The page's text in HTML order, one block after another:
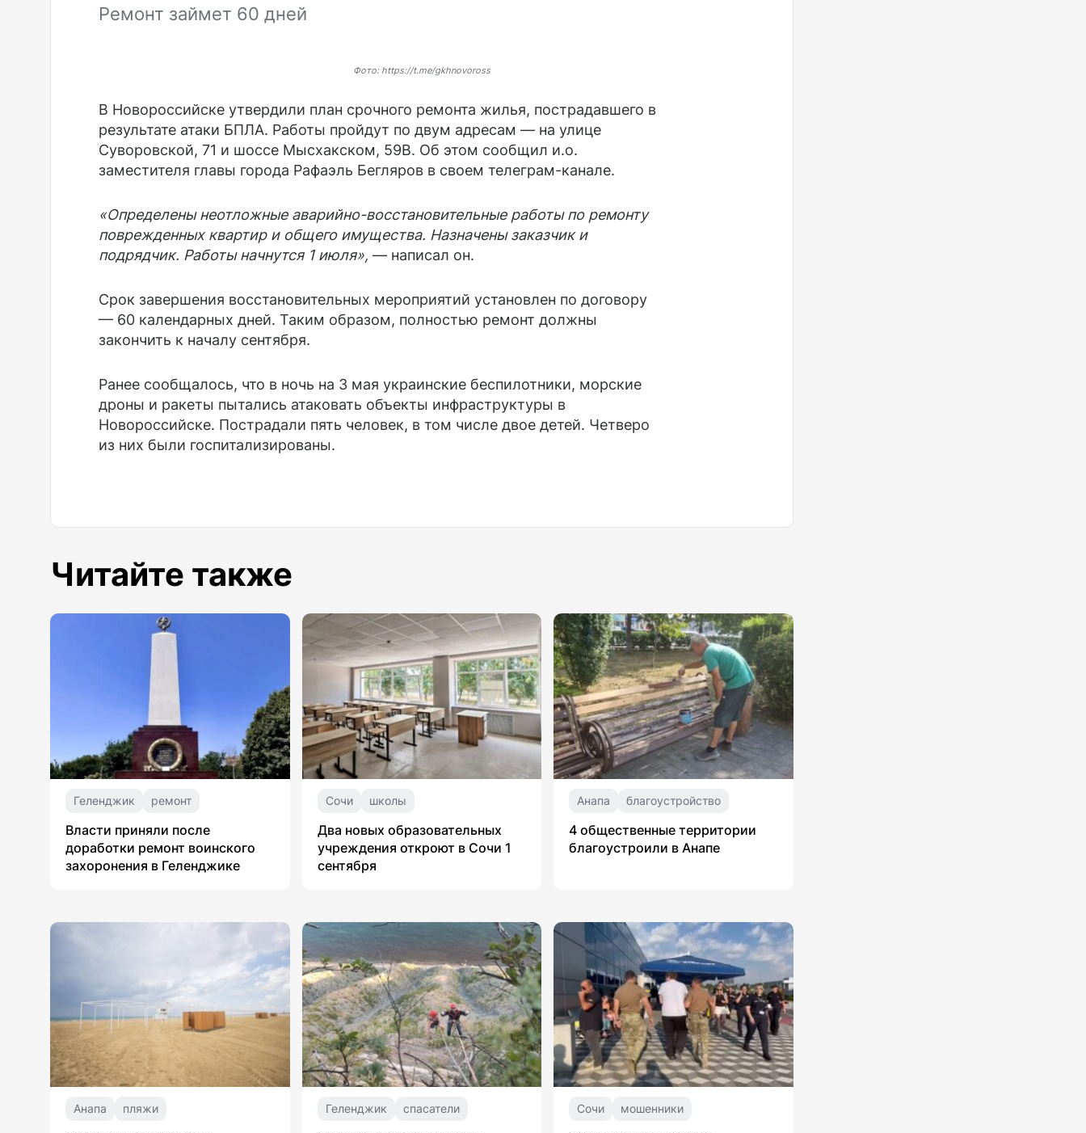
Ремонт займет 60 дней
Фото: https://t.me/gkhnovoross
В Новороссийске утвердили план срочного ремонта жилья, пострадавшего в
результате атаки БПЛА. Работы пройдут по двум адресам — на улице
Суворовской, 71 и шоссе Мысхакском, 59В. Об этом сообщил и.о.
заместителя главы города Рафаэль Бегляров в своем телеграм-канале.
«Определены неотложные аварийно-восстановительные работы по ремонту
поврежденных квартир и общего имущества. Назначены заказчик и
подрядчик. Работы начнутся 1 июля», — написал он.
Срок завершения восстановительных мероприятий установлен по договору
— 60 календарных дней. Таким образом, полностью ремонт должны
закончить к началу сентября.
Ранее сообщалось, что в ночь на 3 мая украинские беспилотники, морские
дроны и ракеты пытались атаковать объекты инфраструктуры в
Новороссийске. Пострадали пять человек, в том числе двое детей. Четверо
из них были госпитализированы.
Читайте также
Геленджик ремонт
Власти приняли после
доработки ремонт воинского
захоронения в Геленджике
Сочи школы
Два новых образовательных
учреждения откроют в Сочи 1
сентября
Анапа благоустройство
4 общественные территории
благоустроили в Анапе
Анапа пляжи Геленджик спасатели Сочи мошенники